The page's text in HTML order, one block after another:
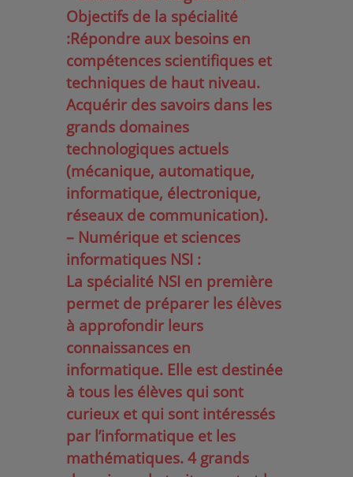
Objectifs de la spécialité
:Répondre aux besoins en
compétences scientifiques et
techniques de haut niveau.
Acquérir des savoirs dans les
grands domaines
technologiques actuels
(mécanique, automatique,
informatique, électronique,
réseaux de communication).
– Numérique et sciences
informatiques NSI :
La spécialité NSI en première
permet de préparer les élèves
à approfondir leurs
connaissances en
informatique. Elle est destinée
à tous les élèves qui sont
curieux et qui sont intéressés
par l’informatique et les
mathématiques. 4 grands